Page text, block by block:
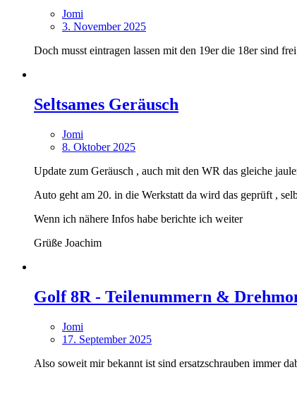
Jomi
3. November 2025
Doch musst eintragen lassen mit den 19er die 18er sind
Seltsames Geräusch
Jomi
8. Oktober 2025
Update zum Geräusch , auch mit den WR das gleiche
Auto geht am 20. in die Werkstatt da wird das geprüft ,
Wenn ich nähere Infos habe berichte ich weiter
Grüße Joachim
Golf 8R - Teilenummern &
Jomi
17. September 2025
Also soweit mir bekannt ist sind ersatzschrauben immer